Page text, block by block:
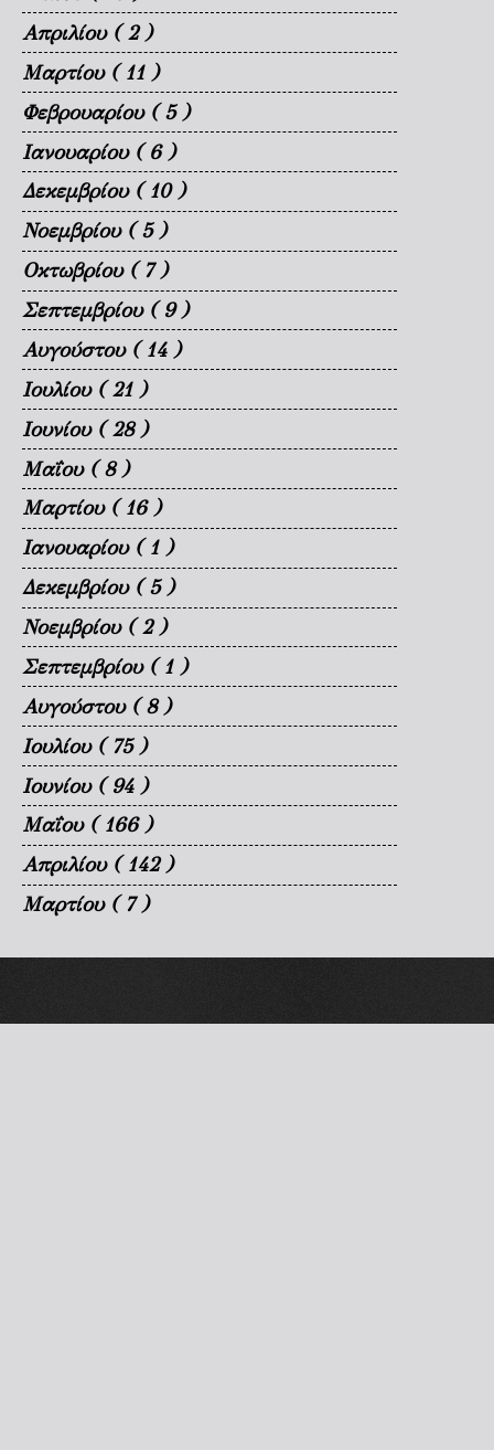
Απριλίου ( 2 )
Μαρτίου ( 11 )
Φεβρουαρίου ( 5 )
Ιανουαρίου ( 6 )
Δεκεμβρίου ( 10 )
Νοεμβρίου ( 5 )
Οκτωβρίου ( 7 )
Σεπτεμβρίου ( 9 )
Αυγούστου ( 14 )
Ιουλίου ( 21 )
Ιουνίου ( 28 )
Μαΐου ( 8 )
Μαρτίου ( 16 )
Ιανουαρίου ( 1 )
Δεκεμβρίου ( 5 )
Νοεμβρίου ( 2 )
Σεπτεμβρίου ( 1 )
Αυγούστου ( 8 )
Ιουλίου ( 75 )
Ιουνίου ( 94 )
Μαΐου ( 166 )
Απριλίου ( 142 )
Μαρτίου ( 7 )